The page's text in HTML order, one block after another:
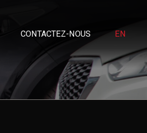
CONTACTEZ-NOUS EN